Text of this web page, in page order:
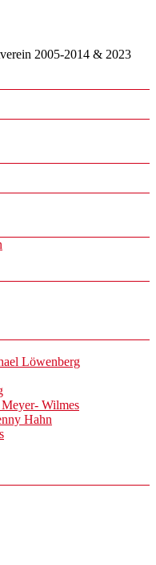
2005-2014 & 2023
Löwenberg
Wilmes
Hahn